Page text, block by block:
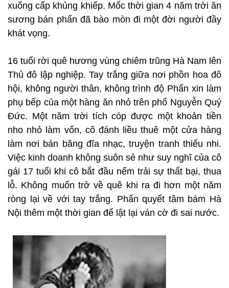
xuống cấp khủng khiếp. Mốc thời gian 4 năm trời ăn
sương bán phấn đã bào mòn đi một đời người đầy
khát vọng.
16 tuổi rời quê hương vùng chiêm trũng Hà Nam lên
Thủ đô lập nghiệp. Tay trắng giữa nơi phồn hoa đô
hội, không người thân, không trình độ Phấn xin làm
phụ bếp của một hàng ăn nhỏ trên phố Nguyễn Quý
Đức. Một năm trời tích cóp được một khoản tiền
nho nhỏ làm vốn, cô đánh liều thuê một cửa hàng
làm nơi bán băng đĩa nhạc, truyện tranh thiếu nhi.
Việc kinh doanh không suôn sẻ như suy nghĩ của cô
gái 17 tuổi khi cô bắt đầu nếm trải sự thất bại, thua
lỗ. Không muốn trở về quê khi ra đi hơn một năm
ròng lại về với tay trắng. Phấn quyết tâm bám Hà
Nội thêm một thời gian để lật lại ván cờ đi sai nước.